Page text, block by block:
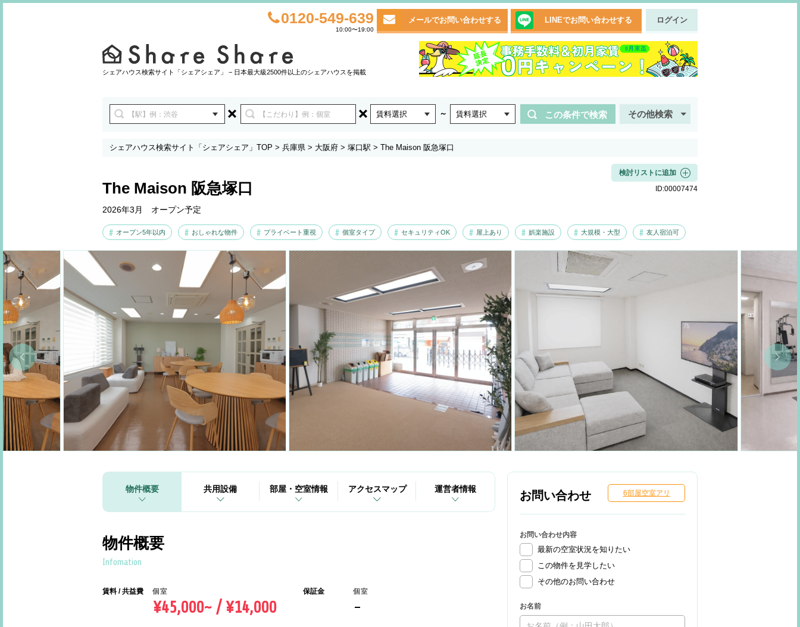
0120-549-639
10:00〜19:00
メールでお問い合わせする LINEでお問い合わせする ログイン
シェアハウス検索サイト「シェアシェア」 − 日本最大級2500件以上のシェアハウスを掲載
賃料選択 ～ 賃料選択 この条件で検索 その他検索
シェアハウス検索サイト「シェアシェア」TOP > 兵庫県 > 大阪府 > 塚口駅 > The Maison 阪急塚口
The Maison 阪急塚口
2026年3月 オープン予定
オープン5年以内 おしゃれな物件 プライベート重視 個室タイプ セキュリティOK 屋上あり 娯楽施設 大規模・大型 友人宿泊可
検討リストに追加
ID:00007474
物件概要 共用設備 部屋・空室情報 アクセスマップ 運営者情報
物件概要
Infomation
賃料 / 共益費 個室
¥45,000~ / ¥14,000
保証金 個室
-
お問い合わせ 6部屋空室アリ
お問い合わせ内容
最新の空室状況を知りたい
この物件を見学したい
その他のお問い合わせ
お名前